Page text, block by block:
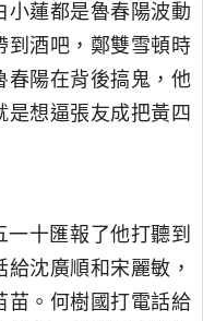
小蓮都是魯春陽波動
到酒吧，鄭雙雪頓時
春陽在背後搞鬼，他
想逼張友成把黃四
十匯報了他打聽到
沈廣順和宋麗敏，
苗。何樹國打電話給